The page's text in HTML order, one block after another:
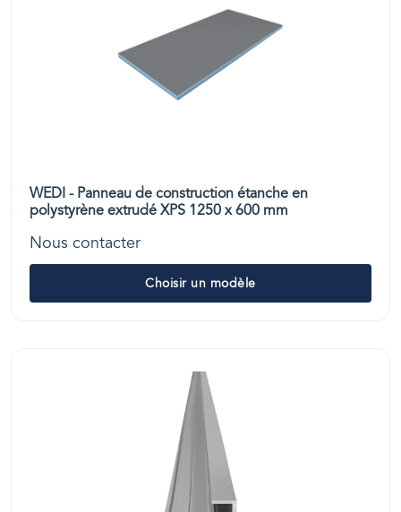
WEDI - Panneau de construction étanche en
polystyrène extrudé XPS 1250 x 600 mm
Nous contacter
Choisir un modèle